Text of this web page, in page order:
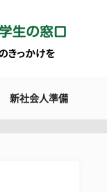
新社会人準備